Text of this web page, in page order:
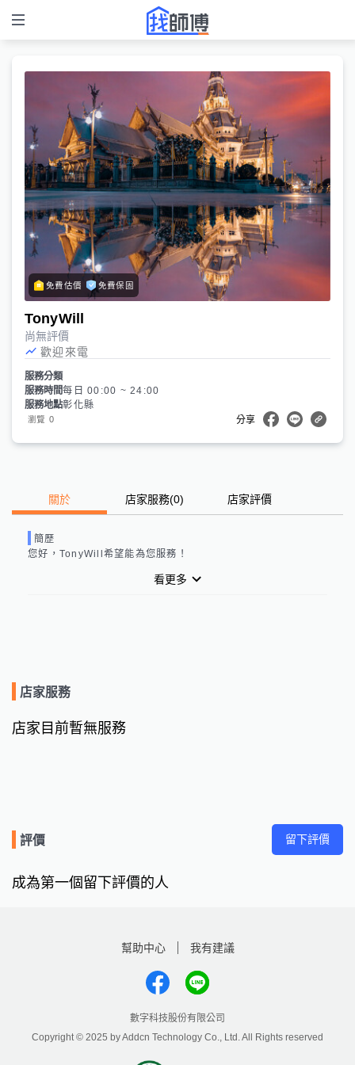
免費估價 免費保固
TonyWill
尚無評價
歡迎來電
服務分類
服務時間每日 00:00 ~ 24:00
服務地點彰化縣
瀏覽 0 分享
關於 店家服務(0) 店家評價
簡歷
您好， TonyWill希望能為您服務！
看更多
店家服務
店家目前暫無服務
評價 留下評價
成為第一個留下評價的人
幫助中心 我有建議
數字科技股份有限公司
Copyright © 2025 by Addcn Technology Co., Ltd. All Rights reserved